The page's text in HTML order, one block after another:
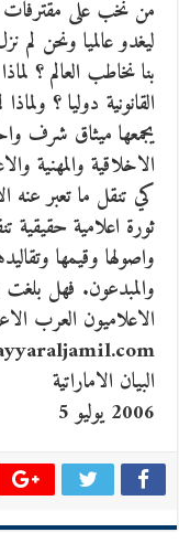
من نخب على مقترفات
ليغدو عالميا ونحن
بنا نخاطب العالم ؟
القانونية دوليا ؟
يجمعها ميثاق شرف
الاخلاقية والمهنية
كي تنقل ما تعبر عنه
ثورة اعلامية حقيقية
واصولها وقيمها
والمبدعون. فهل بلغت
الاعلاميون العرب
البيان الاماراتية
2006 يوليو 5